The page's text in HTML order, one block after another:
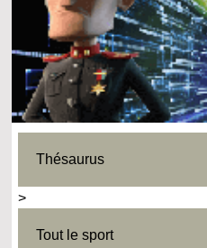
Thésaurus
>
Tout le sport